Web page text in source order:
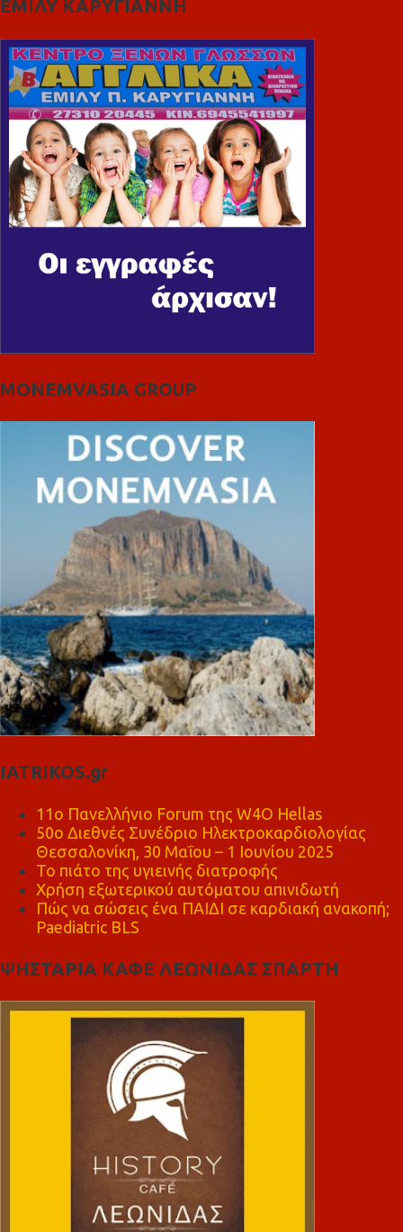
ΕΜΙΛΥ ΚΑΡΥΓΙΑΝΝΗ
MONEMVASIA GROUP
IATRIKOS.gr
11ο Πανελλήνιο Forum της W4O Hellas
50ο Διεθνές Συνέδριο Ηλεκτροκαρδιολογίας
Θεσσαλονίκη, 30 Μαΐου – 1 Ιουνίου 2025
Το πιάτο της υγιεινής διατροφής
Χρήση εξωτερικού αυτόματου απινιδωτή
Πώς να σώσεις ένα ΠΑΙΔΙ σε καρδιακή ανακοπή;
Paediatric BLS
ΨΗΣΤΑΡΙΑ ΚΑΦΕ ΛΕΩΝΙΔΑΣ ΣΠΑΡΤΗ